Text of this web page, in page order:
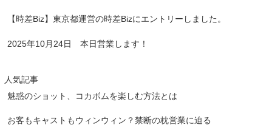
【時差Biz】東京都運営の時差Bizにエントリーしました。
2025年10月24日 本日営業します！
人気記事
魅惑のショット、コカボムを楽しむ方法とは
お客もキャストもウィンウィン？禁断の枕営業に迫る